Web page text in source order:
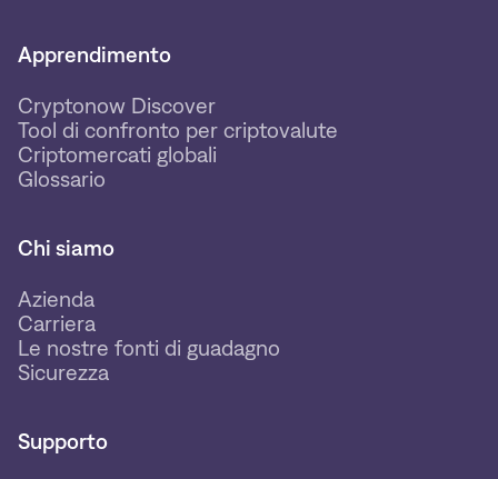
Apprendimento
Cryptonow Discover
Tool di confronto per criptovalute
Criptomercati globali
Glossario
Chi siamo
Azienda
Carriera
Le nostre fonti di guadagno
Sicurezza
Supporto